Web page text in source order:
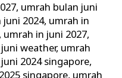
, umrah bulan juni
juni 2024, umrah in
umrah in juni 2027,
weather, umrah
2024 singapore,